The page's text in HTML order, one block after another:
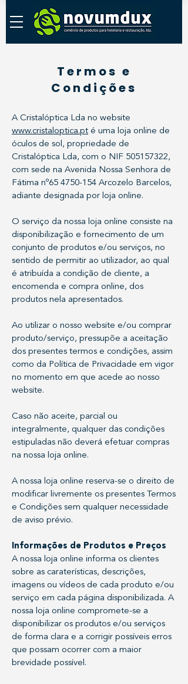
Termos e
Condições
A Cristalóptica Lda no website
www.cristaloptica.pt é uma loja online de
óculos de sol, propriedade de
Cristalóptica Lda, com o NIF 505157322,
com sede na Avenida Nossa Senhora de
Fátima nº65 4750-154 Arcozelo Barcelos,
adiante designada por loja online.
O serviço da nossa loja online consiste na
disponibilização e fornecimento de um
conjunto de produtos e/ou serviços, no
sentido de permitir ao utilizador, ao qual
é atribuída a condição de cliente, a
encomenda e compra online, dos
produtos nela apresentados.
Ao utilizar o nosso website e/ou comprar
produto/serviço, pressupõe a aceitação
dos presentes termos e condições, assim
como da Política de Privacidade em vigor
no momento em que acede ao nosso
website.
Caso não aceite, parcial ou
integralmente, qualquer das condições
estipuladas não deverá efetuar compras
na nossa loja online.
A nossa loja online reserva-se o direito de
modificar livremente os presentes Termos
e Condições sem qualquer necessidade
de aviso prévio.
Informações de Produtos e Preços
A nossa loja online informa os clientes
sobre as caraterísticas, descrições,
imagens ou vídeos de cada produto e/ou
serviço em cada página disponibilizada. A
nossa loja online compromete-se a
disponibilizar os produtos e/ou serviços
de forma clara e a corrigir possíveis erros
que possam ocorrer com a maior
brevidade possível.